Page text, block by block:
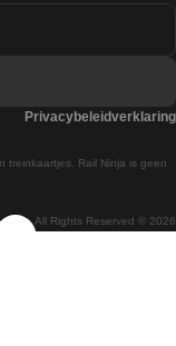
All Rights Reserved © 2026
treinkaartjes. Rail Ninja is geen
Privacybeleidverklaring